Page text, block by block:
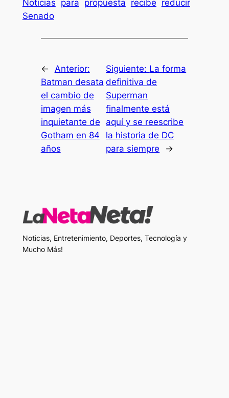
Noticias para propuesta recibe reducir
Senado
← Anterior:
Batman desata
el cambio de
imagen más
inquietante de
Gotham en 84
años
Siguiente: La forma
definitiva de
Superman
finalmente está
aquí y se reescribe
la historia de DC
para siempre
→
Noticias, Entretenimiento, Deportes, Tecnología y
Mucho Más!